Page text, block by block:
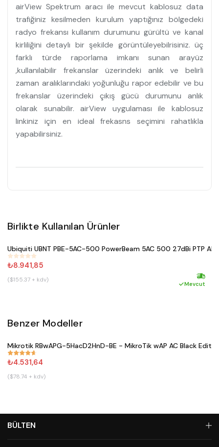
airView Spektrum aracı ile mevcut kablosuz data
trafiğiniz kesilmeden kurulum yaptığınız bölgedeki
radyo frekansı kullanım durumunu gürültü ve kanal
kirliliğini detaylı bir şekilde görüntüleyebilrisiniz. üç
farklı türde raporlama imkanı sunan arayüz
,kullanılabilir frekanslar üzerindeki anlık ve belirli
zaman aralıklarındaki yoğunluğu rapor edebilir ve bu
frekanslar üzerindeki çıkış gücü durumunu anlık
olarak sunabilir. airView uygulaması ile kablosuz
linkiniz için en ideal frekasns seçimini rahatlıkla
yapabilirsiniz.
Birlikte Kullanılan Ürünler
#277
Satın Al
Ubiquiti UBNT PBE-5AC-500 PowerBeam 5AC 500 27dBi PTP AP
₺8.941,85
($155.37 + kdv) Hızlı
Mevcut
Benzer Modeller
#671
Mikrotik RBwAPG-5HacD2HnD-BE - MikroTik wAP AC Black
₺4.531,64
($78.74 + kdv)
BÜLTEN